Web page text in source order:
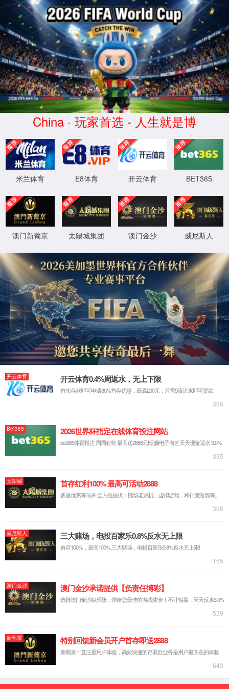
专注动物矿物
网站首页 动保产品 微量元素
走进bwin必赢国际线路
热搜关键词： 十大微量元素肥料厂家 微量元素原料厂家 有机微量
您当前的位置： 首页 荣誉资质 院士专家工作站
关于我们 品牌历程
产品中心 关于我们
微信咨询